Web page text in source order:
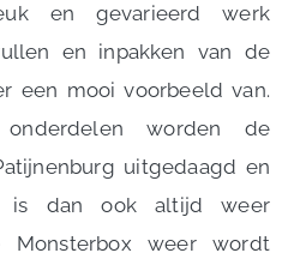
en gevarieerd werk
en inpakken van de
een mooi voorbeeld van.
worden de
uitgedaagd en
is dan ook altijd weer
Monsterbox weer wordt